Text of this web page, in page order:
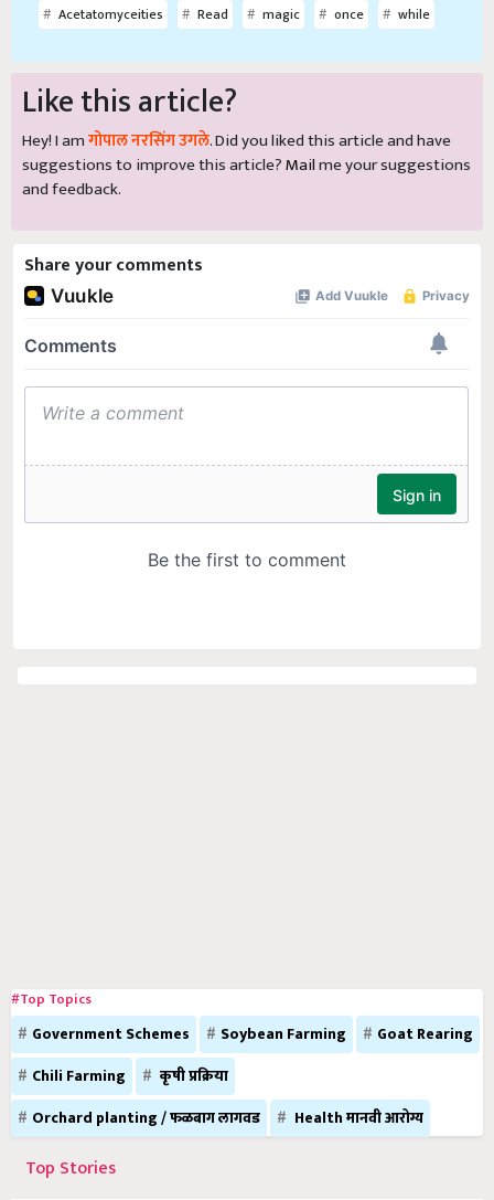
Acetatomyceities Read magic once while
Like this article?
Hey! I amगोपाल नरसिंग उगले. Did you liked this article and have
suggestions to improve this article?Mailme your suggestions
and feedback.
Share your comments
#Top Topics
Government Schemes Soybean Farming
Goat Rearing
Chili Farming
कृषी प्रक्रिया
Orchard planting / फळबाग लागवड
Health मानवी आरोग्य
Top Stories